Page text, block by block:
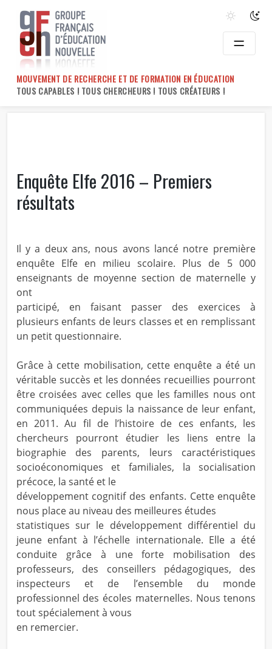
content
MOUVEMENT DE RECHERCHE ET DE FORMATION EN ÉDUCATION
TOUS CAPABLES ! TOUS CHERCHEURS ! TOUS CRÉATEURS !
Enquête Elfe 2016 – Premiers
résultats
Il y a deux ans, nous avons lancé notre première
enquête Elfe en milieu scolaire. Plus de 5 000
enseignants de moyenne section de maternelle y
ont
participé, en faisant passer des exercices à
plusieurs enfants de leurs classes et en remplissant
un petit questionnaire.
Grâce à cette mobilisation, cette enquête a été un
véritable succès et les données recueillies pourront
être croisées avec celles que les familles nous ont
communiquées depuis la naissance de leur enfant,
en 2011. Au fil de l’histoire de ces enfants, les
chercheurs pourront étudier les liens entre la
biographie des parents, leurs caractéristiques
socioéconomiques et familiales, la socialisation
précoce, la santé et le
développement cognitif des enfants. Cette enquête
nous place au niveau des meilleures études
statistiques sur le développement différentiel du
jeune enfant à l’échelle internationale. Elle a été
conduite grâce à une forte mobilisation des
professeurs, des conseillers pédagogiques, des
inspecteurs et de l’ensemble du monde
professionnel des écoles maternelles. Nous tenons
tout spécialement à vous
en remercier.